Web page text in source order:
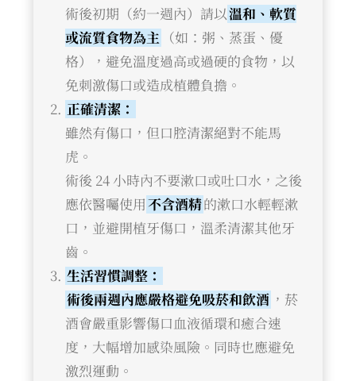
術後初期（約一週內）請以溫和、軟質
或流質食物為主 （如：粥、蒸蛋、優
格），避免溫度過高或過硬的食物，以
免刺激傷口或造成植體負擔。
正確清潔：
雖然有傷口，但口腔清潔絕對不能馬
虎。
術後 24 小時內不要漱口或吐口水，之後
應依醫囑使用不含酒精的漱口水輕輕漱
口，並避開植牙傷口，溫柔清潔其他牙
齒。
生活習慣調整：
術後兩週內應嚴格避免吸菸和飲酒 ，菸
酒會嚴重影響傷口血液循環和癒合速
度，大幅增加感染風險。同時也應避免
激烈運動。